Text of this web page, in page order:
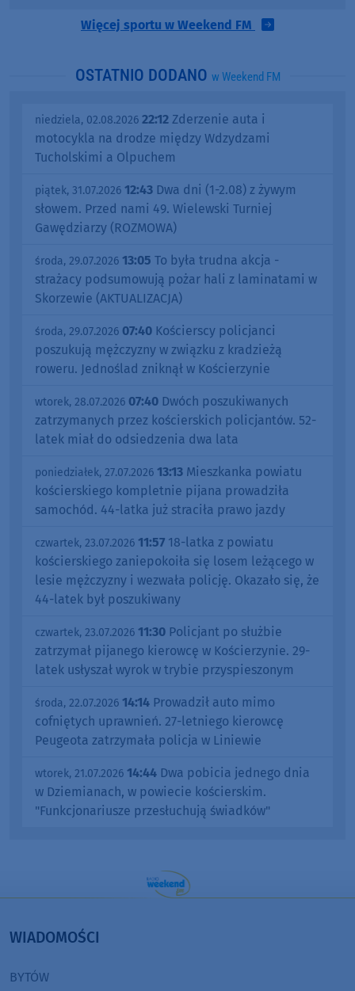
Więcej sportu w Weekend FM
OSTATNIO DODANO w Weekend FM
niedziela, 02.08.2026 22:12 Zderzenie auta i
motocykla na drodze między Wdzydzami
Tucholskimi a Olpuchem
piątek, 31.07.2026 12:43 Dwa dni (1-2.08) z żywym
słowem. Przed nami 49. Wielewski Turniej
Gawędziarzy (ROZMOWA)
środa, 29.07.2026 13:05 To była trudna akcja -
strażacy podsumowują pożar hali z laminatami w
Skorzewie (AKTUALIZACJA)
środa, 29.07.2026 07:40 Kościerscy policjanci
poszukują mężczyzny w związku z kradzieżą
roweru. Jednoślad zniknął w Kościerzynie
wtorek, 28.07.2026 07:40 Dwóch poszukiwanych
zatrzymanych przez kościerskich policjantów. 52-
latek miał do odsiedzenia dwa lata
poniedziałek, 27.07.2026 13:13 Mieszkanka powiatu
kościerskiego kompletnie pijana prowadziła
samochód. 44-latka już straciła prawo jazdy
czwartek, 23.07.2026 11:57 18-latka z powiatu
kościerskiego zaniepokoiła się losem leżącego w
lesie mężczyzny i wezwała policję. Okazało się, że
44-latek był poszukiwany
czwartek, 23.07.2026 11:30 Policjant po służbie
zatrzymał pijanego kierowcę w Kościerzynie. 29-
latek usłyszał wyrok w trybie przyspieszonym
środa, 22.07.2026 14:14 Prowadził auto mimo
cofniętych uprawnień. 27-letniego kierowcę
Peugeota zatrzymała policja w Liniewie
wtorek, 21.07.2026 14:44 Dwa pobicia jednego dnia
w Dziemianach, w powiecie kościerskim.
"Funkcjonariusze przesłuchują świadków"
WIADOMOŚCI
BYTÓW